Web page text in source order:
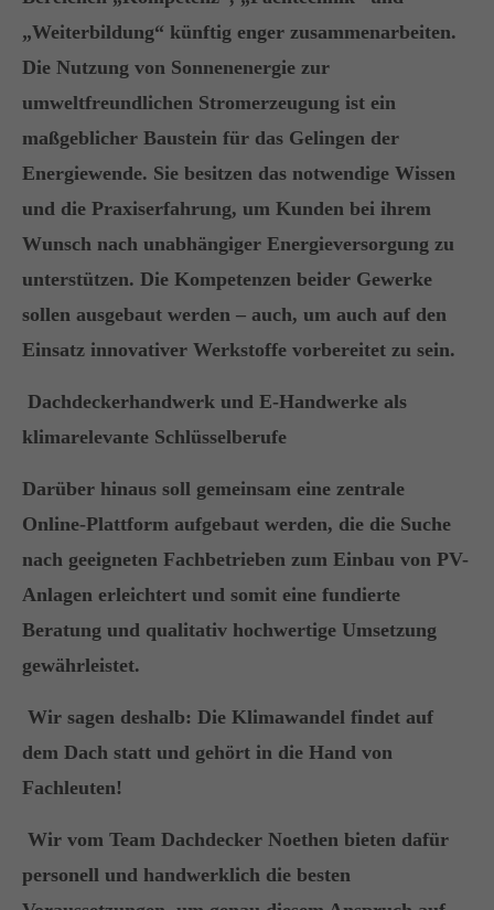
Drop us a line
info@yourdomain.com
About us
Lorem ipsum dolor sit amet, consectetuer
adipiscing elit.
Aenean commodo ligula eget dolor. Aenean
massa. Cum sociis natoque penatibus et magnis
Donec quam felis, ultricies nec.
„Weiterbildung“ künftig enger zusammenarbeiten.
Die Nutzung von Sonnenenergie zur
umweltfreundlichen Stromerzeugung ist ein
maßgeblicher Baustein für das Gelingen der
Energiewende. Sie besitzen das notwendige Wissen
und die Praxiserfahrung, um Kunden bei ihrem
Wunsch nach unabhängiger Energieversorgung zu
unterstützen. Die Kompetenzen beider Gewerke
sollen ausgebaut werden – auch, um auch auf den
Einsatz innovativer Werkstoffe vorbereitet zu sein.
Dachdeckerhandwerk und E-Handwerke als
klimarelevante Schlüsselberufe
Darüber hinaus soll gemeinsam eine zentrale
Online-Plattform aufgebaut werden, die die Suche
nach geeigneten Fachbetrieben zum Einbau von PV-
Anlagen erleichtert und somit eine fundierte
Beratung und qualitativ hochwertige Umsetzung
gewährleistet.
Wir sagen deshalb: Die Klimawandel findet auf
dem Dach statt und gehört in die Hand von
Fachleuten!
Wir vom Team Dachdecker Noethen bieten dafür
personell und handwerklich die besten